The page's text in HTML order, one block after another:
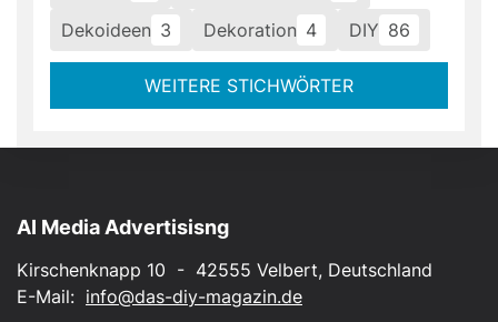
Dekoideen 3 Dekoration 4 DIY 86
WEITERE STICHWÖRTER
AI Media Advertisisng
Kirschenknapp 10 - 42555 Velbert, Deutschland
E-Mail: info@das-diy-magazin.de